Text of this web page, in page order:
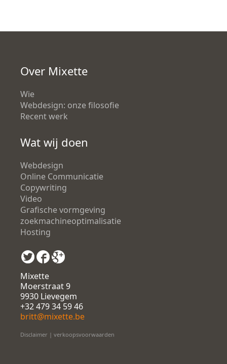
Over Mixette
Wie
Webdesign: onze filosofie
Recent werk
Wat wij doen
Webdesign
Online Communicatie
Copywriting
Video
Grafische vormgeving
zoekmachineoptimalisatie
Hosting
Mixette
Moerstraat 9
9930 Lievegem
+32 479 34 59 46
britt@mixette.be
Disclaimer | verkoopsvoorwaarden